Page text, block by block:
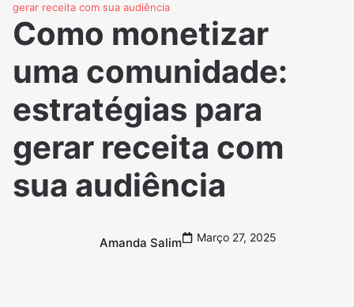
gerar receita com sua audiência
Como monetizar
uma comunidade:
estratégias para
gerar receita com
sua audiência
Amanda Salim Março 27, 2025